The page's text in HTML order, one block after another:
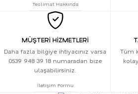
Teslimat Hakkında
MÜŞTERİ HİZMETLERİ
Daha fazla bilgiye ihtiyacınız varsa
0539 948 39 18 numaradan bize
ulaşabilirsiniz.
İletişim Formu
Tüm